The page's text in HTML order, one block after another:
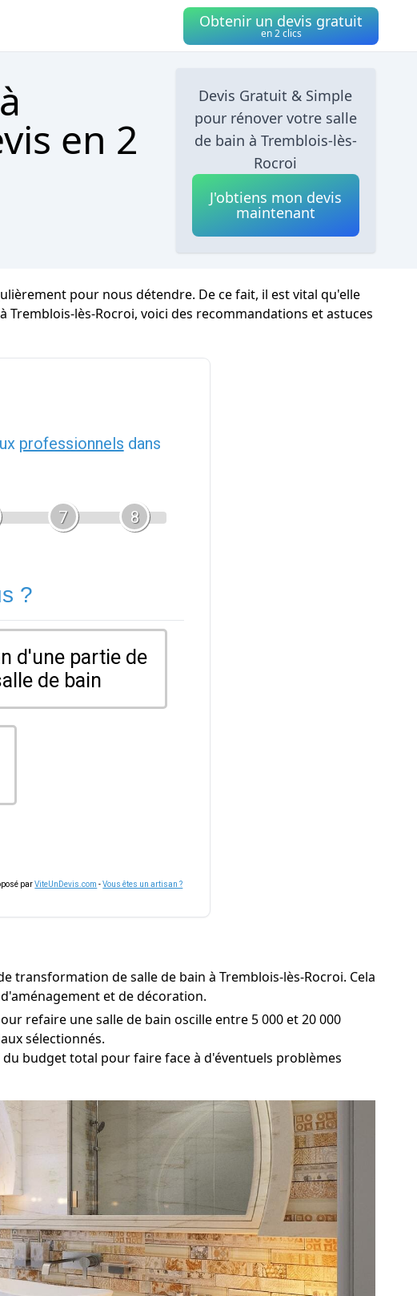
Obtenir un devis gratuit
en 2 clics
en 2
Devis Gratuit & Simple
pour rénover votre salle
de bain à Tremblois-lès-
Rocroi
J'obtiens mon devis
maintenant
pour nous détendre. De ce fait, il est vital qu'elle
à Tremblois-lès-Rocroi, voici des recommandations et astuces
professionnels dans
7 8
?
d'une partie de
de bain
parViteUnDevis.com -Vous êtes un artisan ?
transformation de salle de bain à Tremblois-lès-Rocroi. Cela
et de décoration.
refaire une salle de bain oscille entre 5 000 et 20 000
sélectionnés.
budget total pour faire face à d'éventuels problèmes